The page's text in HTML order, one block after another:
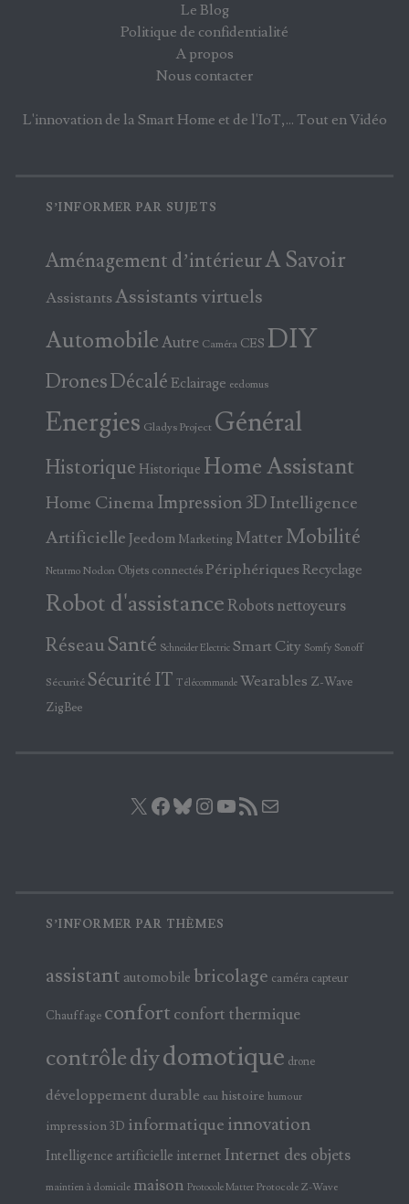
Le Blog
Politique de confidentialité
A propos
Nous contacter
L'innovation de la Smart Home et de l'IoT,... Tout en Vidéo
S’INFORMER PAR SUJETS
Aménagement d’intérieurA Savoir
AssistantsAssistants virtuels
AutomobileAutre Caméra CES DIY
DronesDécalé Eclairage eedomus
Energies Gladys Project Général
Historique Historique Home Assistant
Home Cinema Impression 3DIntelligence
Artificielle Jeedom Marketing Matter Mobilité
Netatmo Nodon Objets connectés PériphériquesRecyclage
Robot d'assistance Robots nettoyeurs
RéseauSanté Schneider Electric Smart City Somfy Sonoff
Sécurité Sécurité IT Télécommande Wearables Z-Wave
ZigBee
X Facebook
Bluesky
Instagram
YouTube
Flux RSS
S’INFORMER PAR THÈMES
assistant automobile bricolage caméra capteur
Chauffage confort confort thermique
contrôlediydomotique drone
développement durable eau histoire humour
impression 3D informatique innovation
Intelligence artificielle internet Internet des objets
maintien à domicile maison Protocole Matter Protocole Z-Wave